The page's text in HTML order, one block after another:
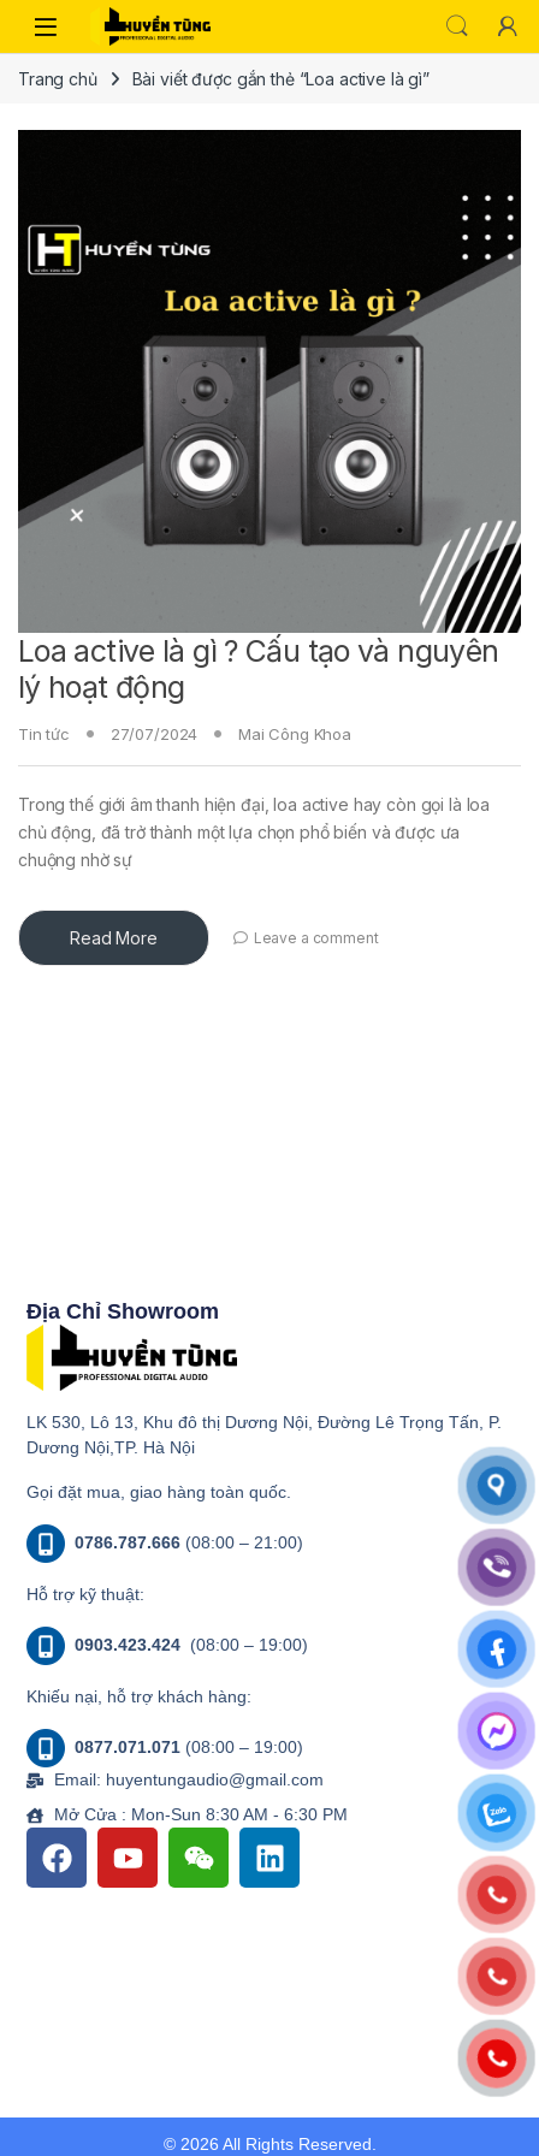
Trang chủ Bài viết được gắn thẻ “Loa active là gì”
Loa active là gì ? Cấu tạo và nguyên
lý hoạt động
Tin tức 27/07/2024 Mai Công Khoa
Trong thế giới âm thanh hiện đại, loa active hay còn gọi là loa
chủ động, đã trở thành một lựa chọn phổ biến và được ưa
chuộng nhờ sự
Read More Leave a comment
Địa Chỉ Showroom
LK 530, Lô 13, Khu đô thị Dương Nội, Đường Lê Trọng Tấn, P.
Dương Nội,TP. Hà Nội
Gọi đặt mua, giao hàng toàn quốc.
0786.787.666 (08:00 – 21:00)
Hỗ trợ kỹ thuật:
0903.423.424 (08:00 – 19:00)
Khiếu nại, hỗ trợ khách hàng:
0877.071.071 (08:00 – 19:00)
Email: huyentungaudio@gmail.com
Mở Cửa : Mon-Sun 8:30 AM - 6:30 PM
© 2026 All Rights Reserved.